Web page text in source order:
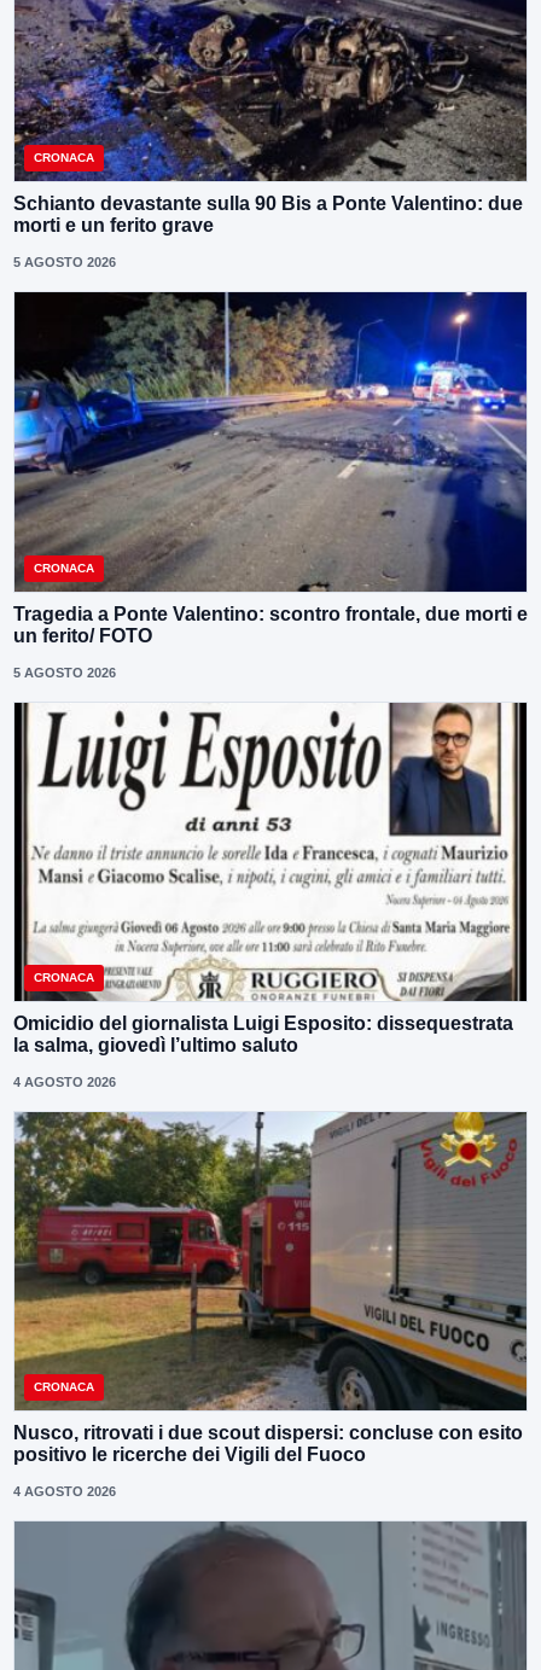
CRONACA
Schianto devastante sulla 90 Bis a Ponte Valentino: due
morti e un ferito grave
5 AGOSTO 2026
CRONACA
Tragedia a Ponte Valentino: scontro frontale, due morti e
un ferito/ FOTO
5 AGOSTO 2026
CRONACA
Omicidio del giornalista Luigi Esposito: dissequestrata
la salma, giovedì l’ultimo saluto
4 AGOSTO 2026
CRONACA
Nusco, ritrovati i due scout dispersi: concluse con esito
positivo le ricerche dei Vigili del Fuoco
4 AGOSTO 2026